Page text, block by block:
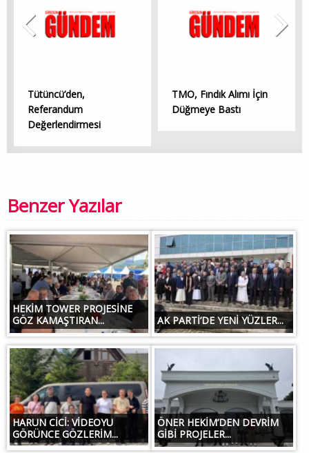
Tütüncü’den,
Referandum
Değerlendirmesi
TMO, Fındık Alımı İçin
Düğmeye Bastı
Benzer Yazılar
HEKİM TOWER PROJESİNE
GÖZ KAMAŞTIRAN...
AK PARTİ’DE YENİ YÜZLER...
HARUN CİCİ: VİDEOYU
GÖRÜNCE GÖZLERİM...
ÖNER HEKİM’DEN DEVRİM
GİBİ PROJELER...